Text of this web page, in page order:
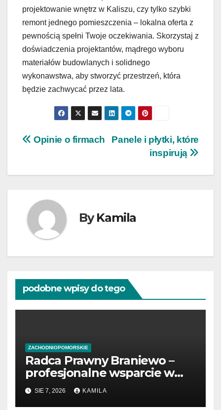
projektowanie wnętrz w Kaliszu, czy tylko szybki
remont jednego pomieszczenia – lokalna oferta z
pewnością spełni Twoje oczekiwania. Skorzystaj z
doświadczenia projektantów, mądrego wyboru
materiałów budowlanych i solidnego
wykonawstwa, aby stworzyć przestrzeń, która
będzie zachwycać przez lata.
Nawigacja
Panele i płytki, które
inspirują
Opinie o firmach
ByKamila
podobne wpisy do tego
ZACHODNIOPOMORSKIE
Radca Prawny Braniewo –
profesjonalne wsparcie w
sprawach prawnych
SIE 7, 2026 KAMILA